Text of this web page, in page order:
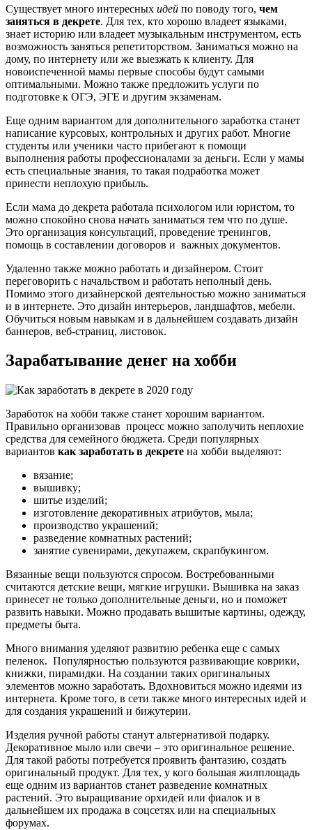
Существует много интересных идей по поводу того, чем
заняться в декрете. Для тех, кто хорошо владеет языками,
знает историю или владеет музыкальным инструментом, есть
возможность заняться репетиторством. Заниматься можно на
дому, по интернету или же выезжать к клиенту. Для
новоиспеченной мамы первые способы будут самыми
оптимальными. Можно также предложить услуги по
подготовке к ОГЭ, ЭГЕ и другим экзаменам.
Еще одним вариантом для дополнительного заработка станет
написание курсовых, контрольных и других работ. Многие
студенты или ученики часто прибегают к помощи
выполнения работы профессионалами за деньги. Если у мамы
есть специальные знания, то такая подработка может
принести неплохую прибыль.
Если мама до декрета работала психологом или юристом, то
можно спокойно снова начать заниматься тем что по душе.
Это организация консультаций, проведение тренингов,
помощь в составлении договоров и важных документов.
Удаленно также можно работать и дизайнером. Стоит
переговорить с начальством и работать неполный день.
Помимо этого дизайнерской деятельностью можно заниматься
и в интернете. Это дизайн интерьеров, ландшафтов, мебели.
Обучиться новым навыкам и в дальнейшем создавать дизайн
баннеров, веб-страниц, листовок.
Зарабатывание денег на хобби
Заработок на хобби также станет хорошим вариантом.
Правильно организовав процесс можно заполучить неплохие
средства для семейного бюджета. Среди популярных
вариантов как заработать в декрете на хобби выделяют:
вязание;
вышивку;
шитье изделий;
изготовление декоративных атрибутов, мыла;
производство украшений;
разведение комнатных растений;
занятие сувенирами, декупажем, скрапбукингом.
Вязанные вещи пользуются спросом. Востребованными
считаются детские вещи, мягкие игрушки. Вышивка на заказ
принесет не только дополнительные деньги, но и поможет
развить навыки. Можно продавать вышитые картины, одежду,
предметы быта.
Много внимания уделяют развитию ребенка еще с самых
пеленок. Популярностью пользуются развивающие коврики,
книжки, пирамидки. На создании таких оригинальных
элементов можно заработать. Вдохновиться можно идеями из
интернета. Кроме того, в сети также много интересных идей и
для создания украшений и бижутерии.
Изделия ручной работы станут альтернативой подарку.
Декоративное мыло или свечи – это оригинальное решение.
Для такой работы потребуется проявить фантазию, создать
оригинальный продукт. Для тех, у кого большая жилплощадь
еще одним из вариантов станет разведение комнатных
растений. Это выращивание орхидей или фиалок и в
дальнейшем их продажа в соцсетях или на специальных
форумах.